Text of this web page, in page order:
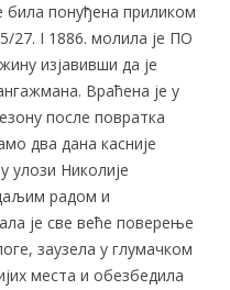
била понуђена приликом
27. I 1886. молила је ПО
изјавивши да је
Враћена је у
после повратка
два дана касније
улози Николије
радом и
је све веће поверење
заузела у глумачком
места и обезбедила